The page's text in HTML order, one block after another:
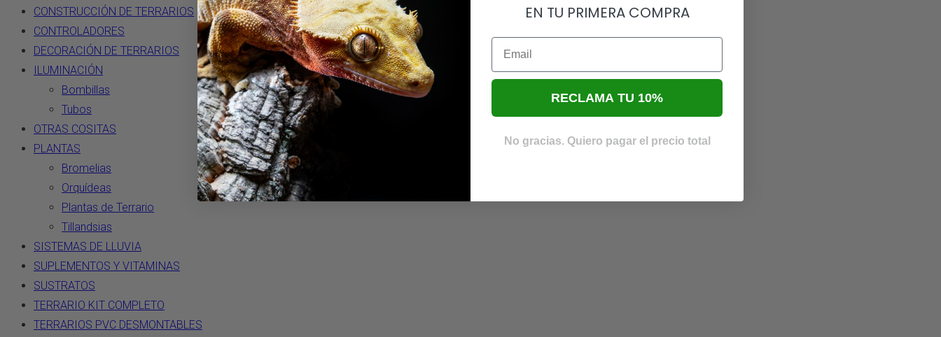
CONSTRUCCIÓN DE TERRARIOS
CONTROLADORES
DECORACIÓN DE TERRARIOS
ILUMINACIÓN
Bombillas
Tubos
OTRAS COSITAS
PLANTAS
Bromelias
Orquídeas
Plantas de Terrario
Tillandsias
SISTEMAS DE LLUVIA
SUPLEMENTOS Y VITAMINAS
SUSTRATOS
TERRARIO KIT COMPLETO
TERRARIOS PVC DESMONTABLES
EN TU PRIMERA COMPRA
Email
RECLAMA TU 10%
No gracias. Quiero pagar el precio total